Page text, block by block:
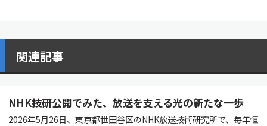
関連記事
NHK技研公開でみた、放送を支える光の新たな一歩
2026年5月26日、東京都世田谷区のNHK放送技術研究所で、毎年恒